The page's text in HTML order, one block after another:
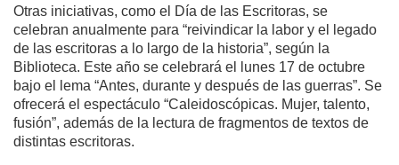
Otras iniciativas, como el Día de las Escritoras, se
celebran anualmente para “reivindicar la labor y el legado
de las escritoras a lo largo de la historia”, según la
Biblioteca. Este año se celebrará el lunes 17 de octubre
bajo el lema “Antes, durante y después de las guerras”. Se
ofrecerá el espectáculo “Caleidoscópicas. Mujer, talento,
fusión”, además de la lectura de fragmentos de textos de
distintas escritoras.